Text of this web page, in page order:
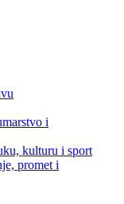
i
kulturu i sport
promet i